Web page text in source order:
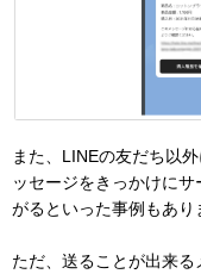
また、LINEの友だち以
ッセージをきっかけに
がるといった事例もあり
ただ、送ることが出来